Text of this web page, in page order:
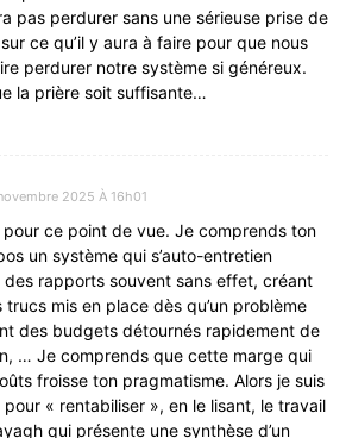
pas perdurer sans une sérieuse prise de
ce qu’il y aura à faire pour que nous
perdurer notre système si généreux.
la prière soit suffisante…
2025 À 16h01
pour ce point de vue. Je comprends ton
un système qui s’auto-entretien
des rapports souvent sans effet, créant
trucs mis en place dès qu’un problème
des budgets détournés rapidement de
… Je comprends que cette marge qui
froisse ton pragmatisme. Alors je suis
« rentabiliser », en le lisant, le travail
qui présente une synthèse d’un